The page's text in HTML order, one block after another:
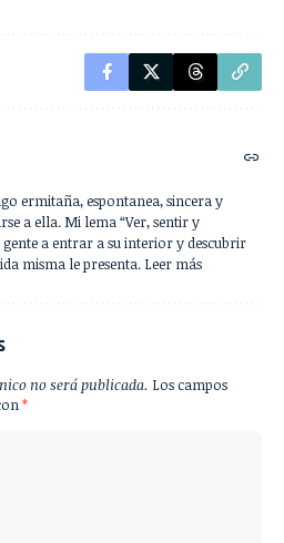
ermitaña, espontanea, sincera y
a ella. Mi lema “Ver, sentir y
a entrar a su interior y descubrir
misma le presenta. Leer más
no será publicada. Los campos
*